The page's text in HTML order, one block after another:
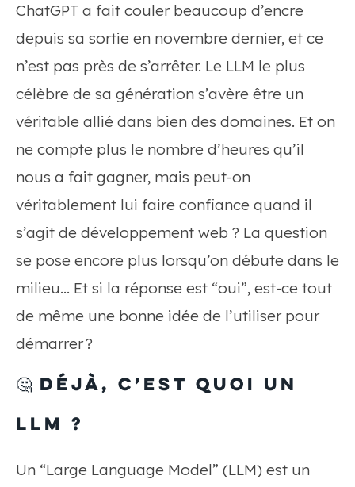
ChatGPT a fait couler beaucoup d’encre
depuis sa sortie en novembre dernier, et ce
n’est pas près de s’arrêter. Le LLM le plus
célèbre de sa génération s’avère être un
véritable allié dans bien des domaines. Et on
ne compte plus le nombre d’heures qu’il
nous a fait gagner, mais peut-on
véritablement lui faire confiance quand il
s’agit de développement web ? La question
se pose encore plus lorsqu’on débute dans le
milieu… Et si la réponse est “oui”, est-ce tout
de même une bonne idée de l’utiliser pour
démarrer ?
🤔 Déjà, c’est quoi un
LLM ?
Un “Large Language Model” (LLM) est un